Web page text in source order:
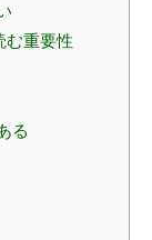
む重要性
る